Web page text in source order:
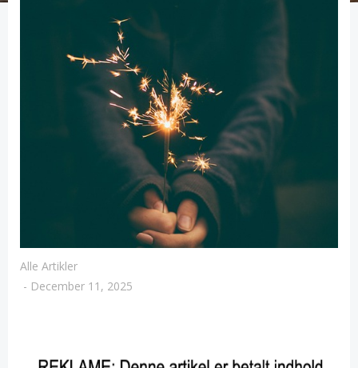
Alle Artikler
- December 11, 2025